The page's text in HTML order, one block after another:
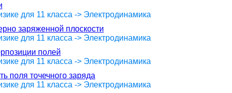
для 11 класса -> Электродинамика
заряженной плоскости
для 11 класса -> Электродинамика
полей
для 11 класса -> Электродинамика
поля точечного заряда
для 11 класса -> Электродинамика